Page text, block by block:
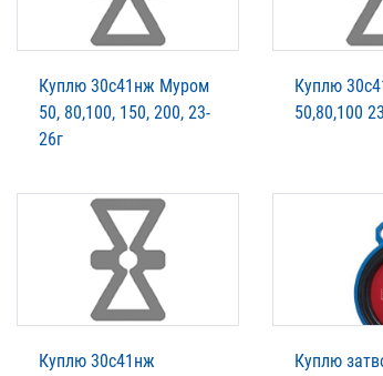
Куплю 30с41нж Муром
50, 80,100, 150, 200, 23-
26г
Куплю
50,80,100
Куплю 30с41нж
Куплю